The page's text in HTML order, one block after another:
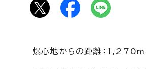
爆心地からの距離：1,270m